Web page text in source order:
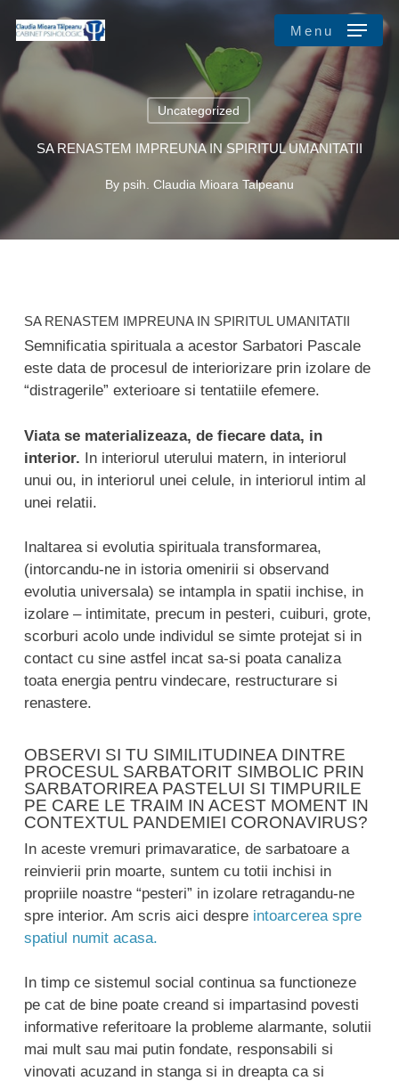
main
content
Menu
Uncategorized
SA RENASTEM IMPREUNA IN SPIRITUL UMANITATII
By psih. Claudia Mioara Talpeanu
SA RENASTEM IMPREUNA IN SPIRITUL UMANITATII
Semnificatia spirituala a acestor Sarbatori Pascale
este data de procesul de interiorizare prin izolare de
“distragerile” exterioare si tentatiile efemere.
Viata se materializeaza, de fiecare data, in
interior. In interiorul uterului matern, in interiorul
unui ou, in interiorul unei celule, in interiorul intim al
unei relatii.
Inaltarea si evolutia spirituala transformarea,
(intorcandu-ne in istoria omenirii si observand
evolutia universala) se intampla in spatii inchise, in
izolare – intimitate, precum in pesteri, cuiburi, grote,
scorburi acolo unde individul se simte protejat si in
contact cu sine astfel incat sa-si poata canaliza
toata energia pentru vindecare, restructurare si
renastere.
OBSERVI SI TU SIMILITUDINEA DINTRE
PROCESUL SARBATORIT SIMBOLIC PRIN
SARBATORIREA PASTELUI SI TIMPURILE
PE CARE LE TRAIM IN ACEST MOMENT IN
CONTEXTUL PANDEMIEI CORONAVIRUS?
In aceste vremuri primavaratice, de sarbatoare a
reinvierii prin moarte, suntem cu totii inchisi in
propriile noastre “pesteri” in izolare retragandu-ne
spre interior. Am scris aici despre intoarcerea spre
spatiul numit acasa.
In timp ce sistemul social continua sa functioneze
pe cat de bine poate creand si impartasind povesti
informative referitoare la probleme alarmante, solutii
mai mult sau mai putin fondate, responsabili si
vinovati acuzand in stanga si in dreapta ca si
Menu